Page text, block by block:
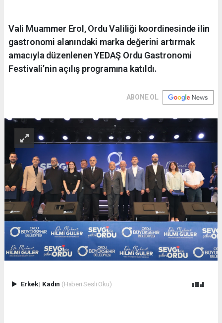
Vali Muammer Erol, Ordu Valiliği koordinesinde ilin
gastronomi alanındaki marka değerini artırmak
amacıyla düzenlenen YEDAŞ Ordu Gastronomi
Festivali’nin açılış programına katıldı.
ABONE OL
Erkek| Kadın (Haberi Sesli Oku)